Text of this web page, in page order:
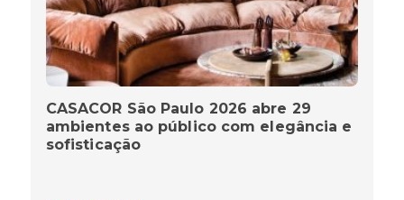
CASACOR São Paulo 2026 abre 29
ambientes ao público com elegância e
sofisticação